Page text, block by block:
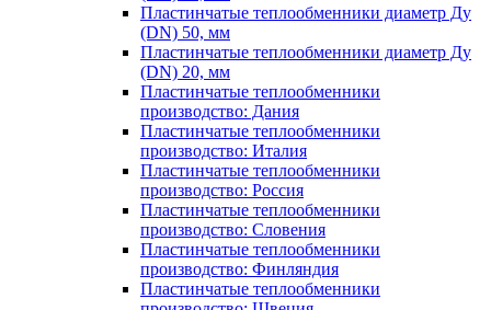
Пластинчатые теплообменники диаметр Ду
(DN) 50, мм
Пластинчатые теплообменники диаметр Ду
(DN) 20, мм
Пластинчатые теплообменники
производство: Дания
Пластинчатые теплообменники
производство: Италия
Пластинчатые теплообменники
производство: Россия
Пластинчатые теплообменники
производство: Словения
Пластинчатые теплообменники
производство: Финляндия
Пластинчатые теплообменники